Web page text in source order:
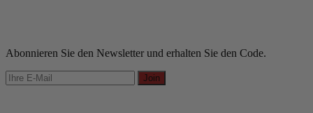
Abonnieren Sie den Newsletter und erhalten Sie den Code.
Join